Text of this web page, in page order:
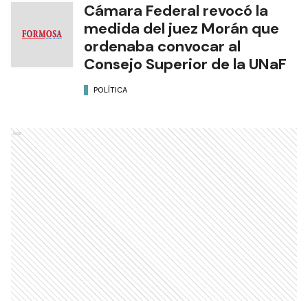
Cámara Federal revocó la
medida del juez Morán que
ordenaba convocar al
Consejo Superior de la UNaF
POLÍTICA
Ads